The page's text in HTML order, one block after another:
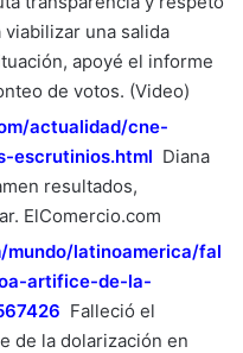
una salida
apoyé el informe
de votos. (Video)
actualidad/cne-
escrutinios.html Diana
resultados,
ElComercio.com
latinoamerica/fal
artifice-de-la-
Falleció el
de la dolarización en